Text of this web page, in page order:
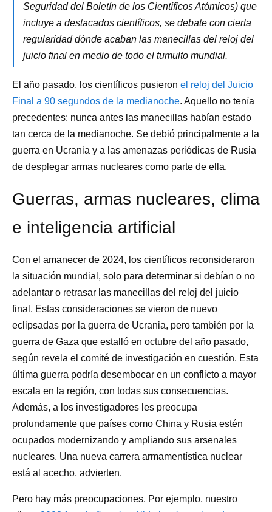
Seguridad del Boletín de los Científicos Atómicos) que
incluye a destacados científicos, se debate con cierta
regularidad dónde acaban las manecillas del reloj del
juicio final en medio de todo el tumulto mundial.
El año pasado, los científicos pusieron el reloj del Juicio
Final a 90 segundos de la medianoche. Aquello no tenía
precedentes: nunca antes las manecillas habían estado
tan cerca de la medianoche. Se debió principalmente a la
guerra en Ucrania y a las amenazas periódicas de Rusia
de desplegar armas nucleares como parte de ella.
Guerras, armas nucleares, clima
e inteligencia artificial
Con el amanecer de 2024, los científicos reconsideraron
la situación mundial, solo para determinar si debían o no
adelantar o retrasar las manecillas del reloj del juicio
final. Estas consideraciones se vieron de nuevo
eclipsadas por la guerra de Ucrania, pero también por la
guerra de Gaza que estalló en octubre del año pasado,
según revela el comité de investigación en cuestión. Esta
última guerra podría desembocar en un conflicto a mayor
escala en la región, con todas sus consecuencias.
Además, a los investigadores les preocupa
profundamente que países como China y Rusia estén
ocupados modernizando y ampliando sus arsenales
nucleares. Una nueva carrera armamentística nuclear
está al acecho, advierten.
Pero hay más preocupaciones. Por ejemplo, nuestro